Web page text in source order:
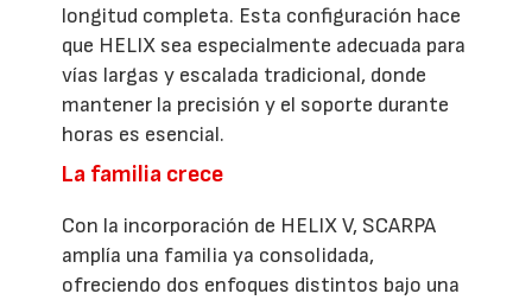
longitud completa. Esta configuración hace
que HELIX sea especialmente adecuada para
vías largas y escalada tradicional, donde
mantener la precisión y el soporte durante
horas es esencial.
La familia crece
Con la incorporación de HELIX V, SCARPA
amplía una familia ya consolidada,
ofreciendo dos enfoques distintos bajo una